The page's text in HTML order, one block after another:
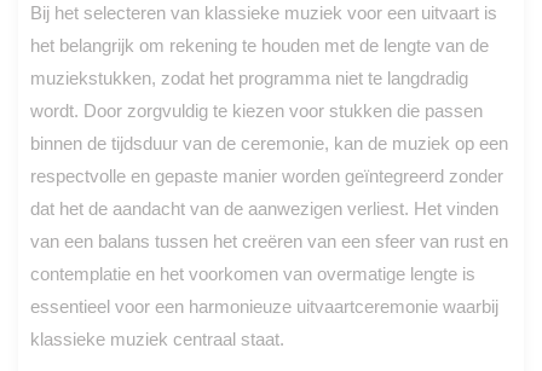
Bij het selecteren van klassieke muziek voor een uitvaart is
het belangrijk om rekening te houden met de lengte van de
muziekstukken, zodat het programma niet te langdradig
wordt. Door zorgvuldig te kiezen voor stukken die passen
binnen de tijdsduur van de ceremonie, kan de muziek op een
respectvolle en gepaste manier worden geïntegreerd zonder
dat het de aandacht van de aanwezigen verliest. Het vinden
van een balans tussen het creëren van een sfeer van rust en
contemplatie en het voorkomen van overmatige lengte is
essentieel voor een harmonieuze uitvaartceremonie waarbij
klassieke muziek centraal staat.